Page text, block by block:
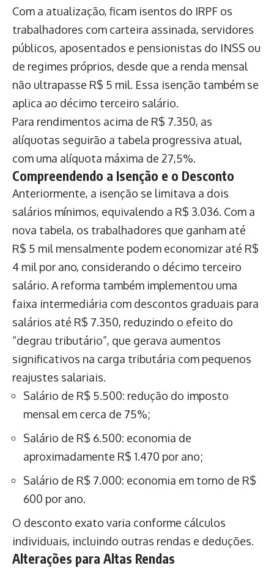
Com a atualização, ficam isentos do IRPF os
trabalhadores com carteira assinada, servidores
públicos, aposentados e pensionistas do INSS ou
de regimes próprios, desde que a renda mensal
não ultrapasse R$ 5 mil. Essa isenção também se
aplica ao décimo terceiro salário.
Para rendimentos acima de R$ 7.350, as
alíquotas seguirão a tabela progressiva atual,
com uma alíquota máxima de 27,5%.
Compreendendo a Isenção e o Desconto
Anteriormente, a isenção se limitava a dois
salários mínimos, equivalendo a R$ 3.036. Com a
nova tabela, os trabalhadores que ganham até
R$ 5 mil mensalmente podem economizar até R$
4 mil por ano, considerando o décimo terceiro
salário. A reforma também implementou uma
faixa intermediária com descontos graduais para
salários até R$ 7.350, reduzindo o efeito do
“degrau tributário”, que gerava aumentos
significativos na carga tributária com pequenos
reajustes salariais.
Salário de R$ 5.500: redução do imposto
mensal em cerca de 75%;
Salário de R$ 6.500: economia de
aproximadamente R$ 1.470 por ano;
Salário de R$ 7.000: economia em torno de R$
600 por ano.
O desconto exato varia conforme cálculos
individuais, incluindo outras rendas e deduções.
Alterações para Altas Rendas